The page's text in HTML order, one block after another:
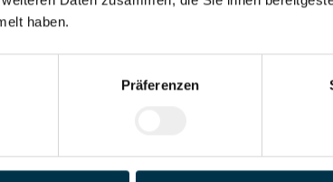
haben.
Präferenzen
Erreichbarkeit
Parkplatz